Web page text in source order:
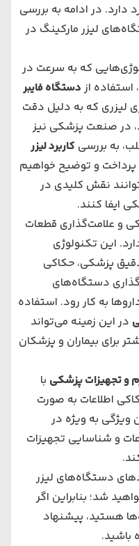
در ادامه به بررسی
لیزر مارکینگ در
که به سرعت در
ازدستگاه فایبر
لیزری که به دلیل دقت
در صنعت پزشکی نیز
به بررسی کاربرد لیزر
و توضیح خواهیم
نقش کلیدی در
ایفا کنند.
و علامت‌گذاری قطعات
این تکنولوژی
پزشکی، حکاکی
دستگاه‌های
به کار رود. استفاده
در این زمینه می‌تواند
برای بیماران و پزشکان
و تجهیزات پزشکی با
اطلاعات به صورت
ویژگی به ویژه در
و شناسایی تجهیزات
دستگاه‌های لیزر
شد؛ بنابراین اگر
هستید، پیشنهاد
باشید.